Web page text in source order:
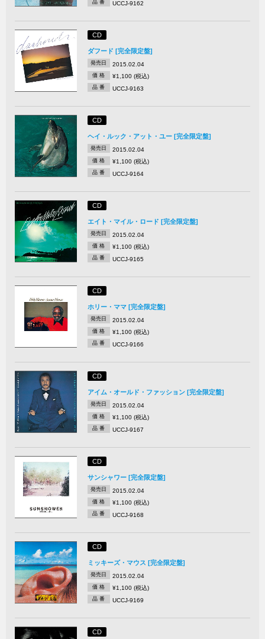
品 番 UCCJ-9162
CD
ダフード [完全限定盤]
発売日 2015.02.04
価 格 ¥1,100 (税込)
品 番 UCCJ-9163
CD
ヘイ・ルック・アット・ユー [完全限定盤]
発売日 2015.02.04
価 格 ¥1,100 (税込)
品 番 UCCJ-9164
CD
エイト・マイル・ロード [完全限定盤]
発売日 2015.02.04
価 格 ¥1,100 (税込)
品 番 UCCJ-9165
CD
ホリー・ママ [完全限定盤]
発売日 2015.02.04
価 格 ¥1,100 (税込)
品 番 UCCJ-9166
CD
アイム・オールド・ファッション [完全限定盤]
発売日 2015.02.04
価 格 ¥1,100 (税込)
品 番 UCCJ-9167
CD
サンシャワー [完全限定盤]
発売日 2015.02.04
価 格 ¥1,100 (税込)
品 番 UCCJ-9168
CD
ミッキーズ・マウス [完全限定盤]
発売日 2015.02.04
価 格 ¥1,100 (税込)
品 番 UCCJ-9169
CD